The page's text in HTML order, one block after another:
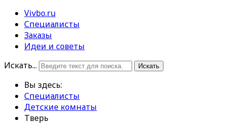
Vivbo.ru
Специалисты
Заказы
Идеи и советы
Искать...
Искать
Вы здесь:
Специалисты
Детские комнаты
Тверь